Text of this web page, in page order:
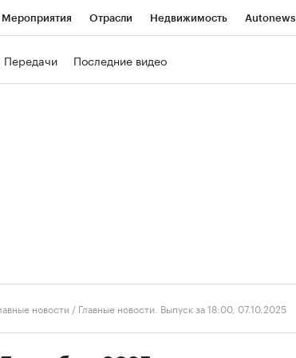
Мероприятия Отрасли Недвижимость Autonews
Передачи Последние видео
новости / Главные новости. Выпуск за 18:00, 07.10.2025